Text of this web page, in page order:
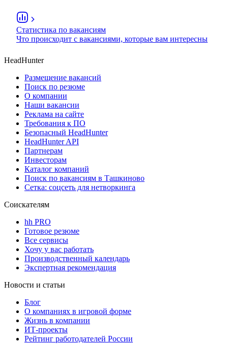
Статистика по вакансиям
Что происходит с вакансиями, которые вам интересны
HeadHunter
Размещение вакансий
Поиск по резюме
О компании
Наши вакансии
Реклама на сайте
Требования к ПО
Безопасный HeadHunter
HeadHunter API
Партнерам
Инвесторам
Каталог компаний
Поиск по вакансиям в Ташкиново
Сетка: соцсеть для нетворкинга
Соискателям
hh PRO
Готовое резюме
Все сервисы
Хочу у вас работать
Производственный календарь
Экспертная рекомендация
Новости и статьи
Блог
О компаниях в игровой форме
Жизнь в компании
ИТ-проекты
Рейтинг работодателей России